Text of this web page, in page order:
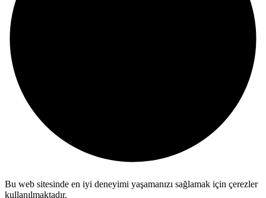
Bu web sitesinde en iyi deneyimi yaşamanızı sağlamak için çerezler
kullanılmaktadır.